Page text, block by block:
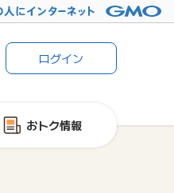
ログイン
おトク情報